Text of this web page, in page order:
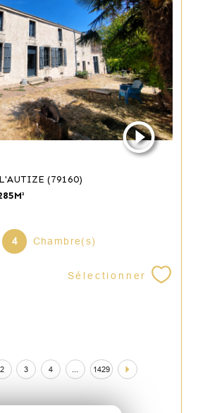
L'AUTIZE (79160)
4 Chambre(s)
Sélectionner
2 3 4 1429